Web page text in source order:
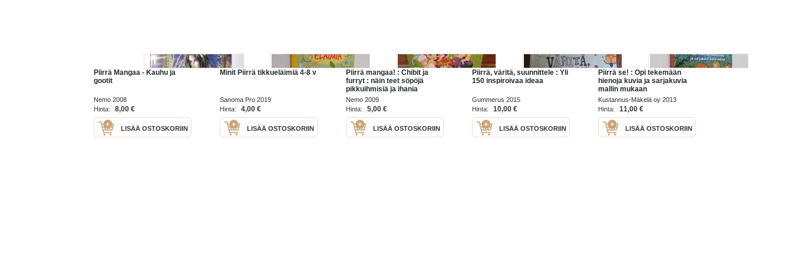
Piirrä Mangaa - Kauhu ja
gootit
Nemo 2008
Hinta:
8,00 €
LISÄÄ OSTOSKORIIN
Minit Piirrä tikkueläimiä 4-8 v
Sanoma Pro 2019
Hinta:
4,00 €
LISÄÄ OSTOSKORIIN
Piirrä mangaa! : Chibit ja
furryt : näin teet söpöjä
pikkuihmisiä ja ihania
kissatyttöjä
Nemo 2009
Hinta:
5,00 €
LISÄÄ OSTOSKORIIN
Piirrä, väritä, suunnittele : Yli
150 inspiroivaa ideaa
Gummerus 2015
Hinta:
10,00 €
LISÄÄ OSTOSKORIIN
Piirrä se! : Opi tekemään
hienoja kuvia ja sarjakuvia
mallin mukaan
Kustannus-Mäkelä oy 2013
Hinta:
11,00 €
LISÄÄ OSTOSKORIIN